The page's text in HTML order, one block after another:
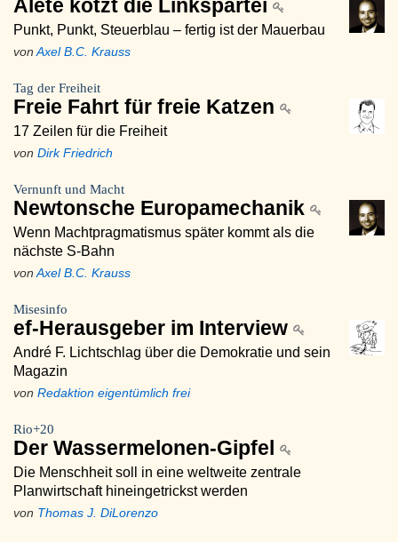
Alete kotzt die Linkspartei
Punkt, Punkt, Steuerblau – fertig ist der Mauerbau
von Axel B.C. Krauss
Tag der Freiheit
Freie Fahrt für freie Katzen
17 Zeilen für die Freiheit
von Dirk Friedrich
Vernunft und Macht
Newtonsche Europamechanik
Wenn Machtpragmatismus später kommt als die
nächste S-Bahn
von Axel B.C. Krauss
Misesinfo
ef-Herausgeber im Interview
André F. Lichtschlag über die Demokratie und sein
Magazin
von Redaktion eigentümlich frei
Rio+20
Der Wassermelonen-Gipfel
Die Menschheit soll in eine weltweite zentrale
Planwirtschaft hineingetrickst werden
von Thomas J. DiLorenzo